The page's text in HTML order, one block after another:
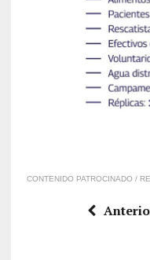
CONTENIDO PATROCINADO /